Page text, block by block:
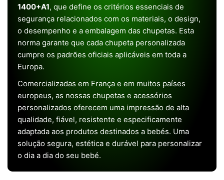
1400+A1, que define os critérios essenciais de
segurança relacionados com os materiais, o design,
o desempenho e a embalagem das chupetas. Esta
norma garante que cada chupeta personalizada
cumpre os padrões oficiais aplicáveis em toda a
Europa.
Comercializadas em França e em muitos países
europeus, as nossas chupetas e acessórios
personalizados oferecem uma impressão de alta
qualidade, fiável, resistente e especificamente
adaptada aos produtos destinados a bebés. Uma
solução segura, estética e durável para personalizar
o dia a dia do seu bebé.